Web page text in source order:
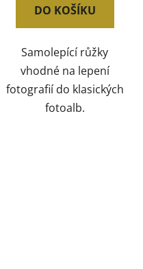
DO KOŠÍKU
Samolepící růžky
vhodné na lepení
fotografií do klasických
fotoalb.